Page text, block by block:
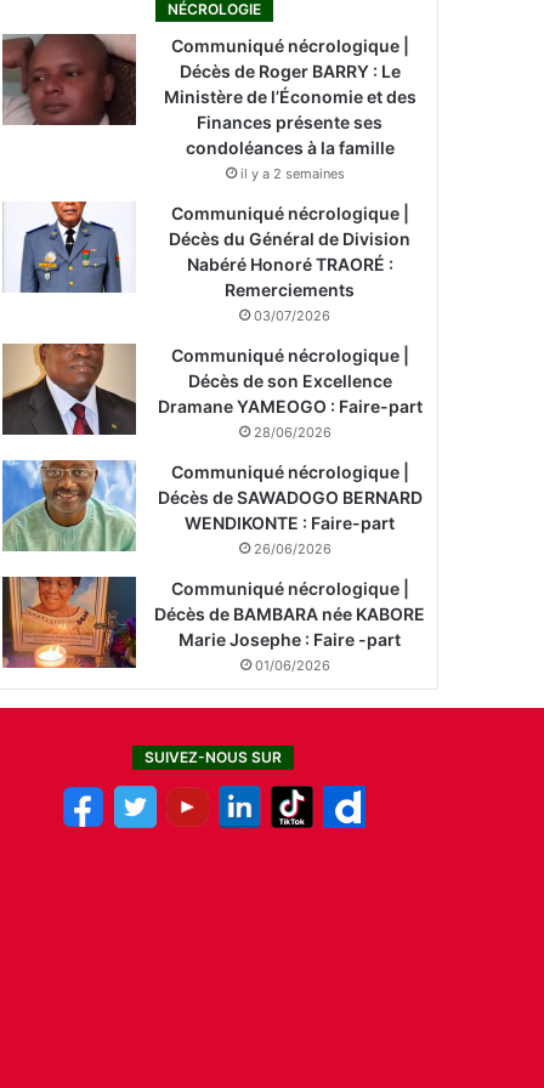
NÉCROLOGIE
Communiqué nécrologique |
Décès de Roger BARRY : Le
Ministère de l’Économie et des
Finances présente ses
condoléances à la famille
il y a 2 semaines
Communiqué nécrologique |
Décès du Général de Division
Nabéré Honoré TRAORÉ :
Remerciements
03/07/2026
Communiqué nécrologique |
Décès de son Excellence
Dramane YAMEOGO : Faire-part
28/06/2026
Communiqué nécrologique |
Décès de SAWADOGO BERNARD
WENDIKONTE : Faire-part
26/06/2026
Communiqué nécrologique |
Décès de BAMBARA née KABORE
Marie Josephe : Faire -part
01/06/2026
SUIVEZ-NOUS SUR